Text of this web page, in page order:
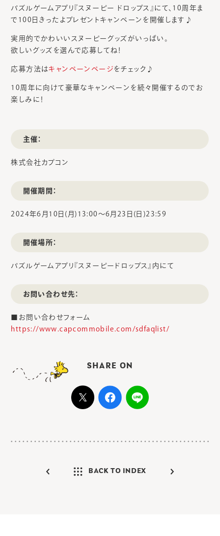
パズルゲームアプリ『スヌーピー ドロップス』にて、10周年ま
で100日きったよプレゼントキャンペーンを開催します♪
実用的でかわいいスヌーピーグッズがいっぱい。
欲しいグッズを選んで応募してね！
応募方法はキャンペーンページ をチェック♪
10周年に向けて豪華なキャンペーンを続々開催するのでお
楽しみに！
主催：
株式会社カプコン
開催期間：
2024年6月10日(月)13:00～6月23日(日)23:59
開催場所：
パズルゲームアプリ『スヌーピードロップス』内にて
お問い合わせ先：
■お問い合わせフォーム
https://www.capcommobile.com/sdfaqlist/
SHARE ON
BACK TO INDEX